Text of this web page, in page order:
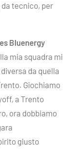
da tecnico, per
Bluenergy
mia squadra mi
da quella
Giochiamo
a Trento
ora dobbiamo
giusto